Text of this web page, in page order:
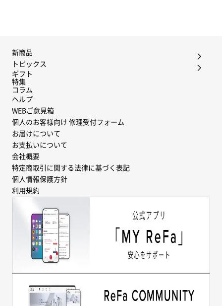
新商品
トピックス
ギフト
特集
コラム
ヘルプ
WEBご意見箱
個人のお客様向け 修理受付フォーム
お届けについて
お支払いについて
会社概要
特定商取引に関する法律に基づく表記
個人情報保護方針
利用規約